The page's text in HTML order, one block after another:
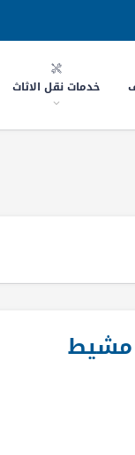
خدمات نقل الاثاث
مشيط